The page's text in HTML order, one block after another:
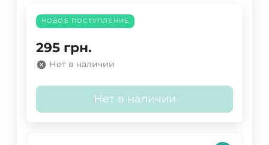
НОВОЕ ПОСТУПЛЕНИЕ
295 грн.
Нет в наличии
Нет в наличии